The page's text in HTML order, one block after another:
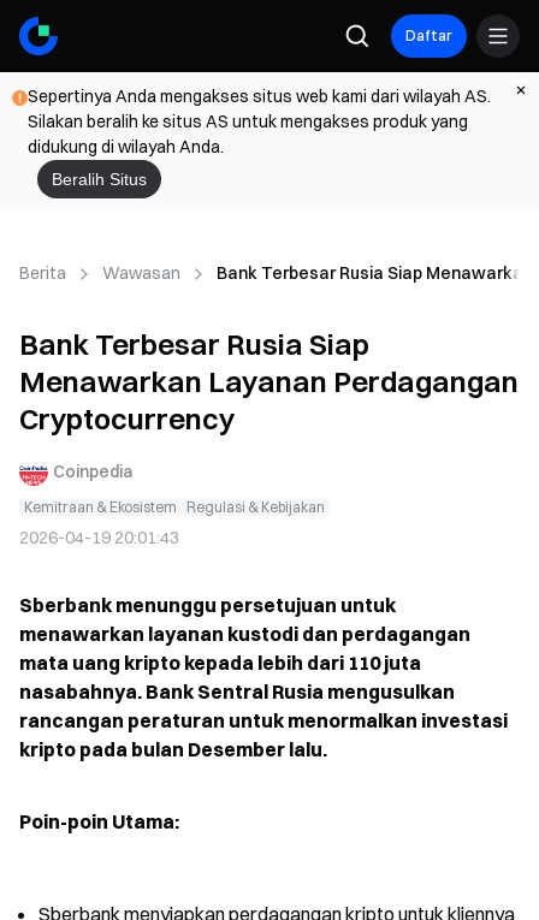
Daftar
Sepertinya Anda mengakses situs web kami dari wilayah AS.
Silakan beralih ke situs AS untuk mengakses produk yang
didukung di wilayah Anda.
Beralih Situs
Berita Wawasan Bank Terbesar Rusia Siap
Bank Terbesar Rusia Siap
Menawarkan Layanan Perdagangan
Cryptocurrency
Coinpedia
Kemitraan & Ekosistem Regulasi & Kebijakan
2026-04-19 20:01:43
Sberbank menunggu persetujuan untuk
menawarkan layanan kustodi dan perdagangan
mata uang kripto kepada lebih dari 110 juta
nasabahnya. Bank Sentral Rusia mengusulkan
rancangan peraturan untuk menormalkan investasi
kripto pada bulan Desember lalu.
Poin-poin Utama:
Sberbank menyiapkan perdagangan kripto untuk kliennya